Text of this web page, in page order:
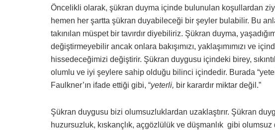
Öncelikli olarak, şükran duyma içinde bulunulan koşullardan
hemen her şartta şükran duyabileceği bir şeyler bulabilir. Bu
takınılan müspet bir tavırdır diyebiliriz. Şükran duyma,
değiştirmeyebilir ancak onlara bakışımızı, yaklaşımımızı ve
hissedeceğimizi değiştirir. Şükran duygusu içindeki birey,
olumlu ve iyi şeylere sahip olduğu bilinci içindedir. Burada
Faulkner’ın ifade ettiği gibi, “yeterli, bir karardır miktar değil.”
Şükran duygusu bizi olumsuzluklardan uzaklaştırır. Şükran
huzursuzluk, kıskançlık, açgözlülük ve düşmanlık gibi